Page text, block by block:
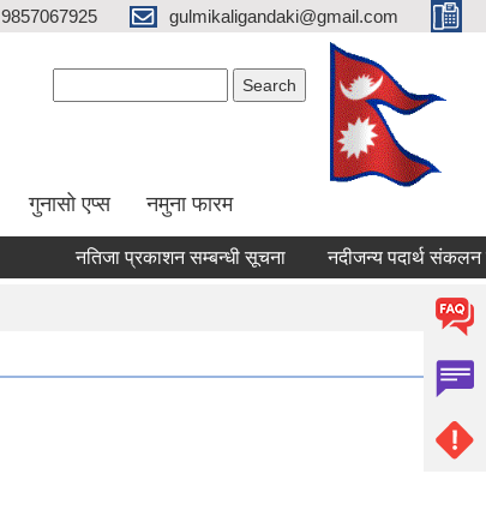
9857067925 gulmikaligandaki@gmail.com
गुनासो एप्स नमुना फारम
नतिजा प्रकाशन सम्बन्धी सूचना नदीजन्य पदार्थ संकलन बन्द